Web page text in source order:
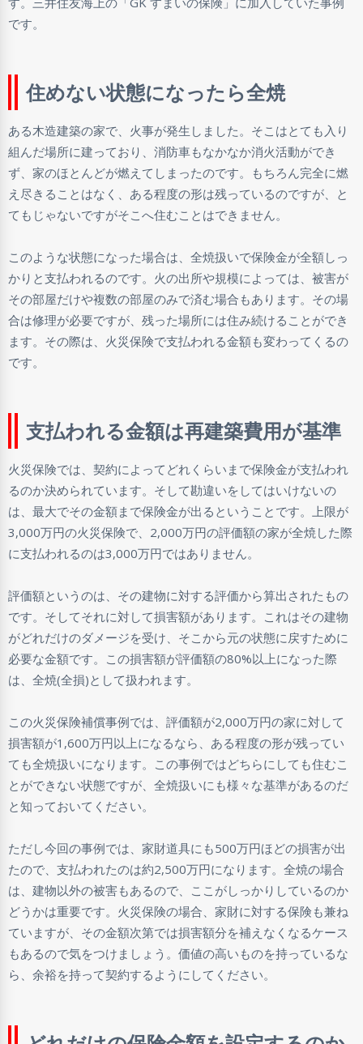
です。
住めない状態になったら全焼
ある木造建築の家で、火事が発生しました。そこはとても入り
組んだ場所に建っており、消防車もなかなか消火活動ができ
ず、家のほとんどが燃えてしまったのです。もちろん完全に燃
え尽きることはなく、ある程度の形は残っているのですが、と
てもじゃないですがそこへ住むことはできません。
このような状態になった場合は、全焼扱いで保険金が全額しっ
かりと支払われるのです。火の出所や規模によっては、被害が
その部屋だけや複数の部屋のみで済む場合もあります。その場
合は修理が必要ですが、残った場所には住み続けることができ
ます。その際は、火災保険で支払われる金額も変わってくるの
です。
支払われる金額は再建築費用が基準
火災保険では、契約によってどれくらいまで保険金が支払われ
るのか決められています。そして勘違いをしてはいけないの
は、最大でその金額まで保険金が出るということです。上限が
3,000万円の火災保険で、2,000万円の評価額の家が全焼した際
に支払われるのは3,000万円ではありません。
評価額というのは、その建物に対する評価から算出されたもの
です。そしてそれに対して損害額があります。これはその建物
がどれだけのダメージを受け、そこから元の状態に戻すために
必要な金額です。この損害額が評価額の80%以上になった際
は、全焼(全損)として扱われます。
この火災保険補償事例では、評価額が2,000万円の家に対して
損害額が1,600万円以上になるなら、ある程度の形が残ってい
ても全焼扱いになります。この事例ではどちらにしても住むこ
とができない状態ですが、全焼扱いにも様々な基準があるのだ
と知っておいてください。
ただし今回の事例では、家財道具にも500万円ほどの損害が出
たので、支払われたのは約2,500万円になります。全焼の場合
は、建物以外の被害もあるので、ここがしっかりしているのか
どうかは重要です。火災保険の場合、家財に対する保険も兼ね
ていますが、その金額次第では損害額分を補えなくなるケース
もあるので気をつけましょう。価値の高いものを持っているな
ら、余裕を持って契約するようにしてください。